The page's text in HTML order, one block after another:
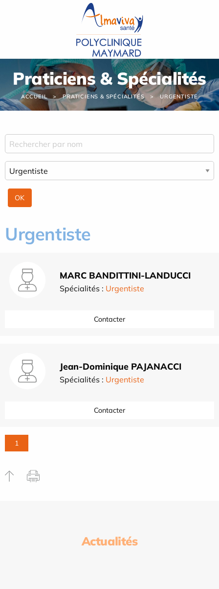
Praticiens & Spécialités
ACCUEIL PRATICIENS & SPÉCIALITÉS URGENTISTE
Urgentiste
MARC BANDITTINI-LANDUCCI
Spécialités : Urgentiste
Contacter
Jean-Dominique PAJANACCI
Spécialités : Urgentiste
Contacter
1
Actualités
Panneau de gestion des cookies